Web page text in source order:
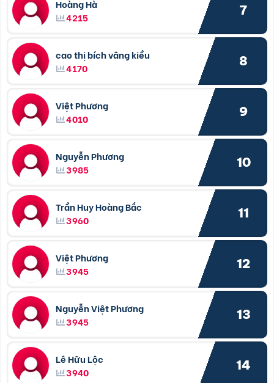
Hoàng Hà
4215
7
cao thị bích vâng kiều
4170
8
Việt Phương
4010
9
Nguyễn Phương
3985
10
Trần Huy Hoàng Bắc
3960
11
Việt Phương
3945
12
Nguyễn Việt Phương
3945
13
Lê Hữu Lộc
3940
14